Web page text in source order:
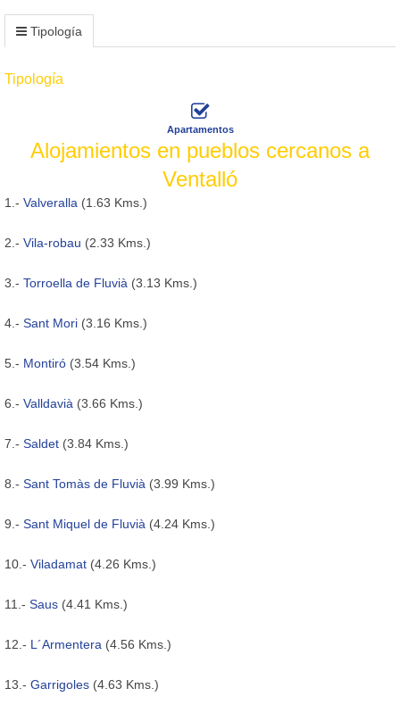
Tipología
Tipología
Apartamentos
Alojamientos en pueblos cercanos a
Ventalló
1.- Valveralla (1.63 Kms.)
2.- Vila-robau (2.33 Kms.)
3.- Torroella de Fluvià (3.13 Kms.)
4.- Sant Mori (3.16 Kms.)
5.- Montiró (3.54 Kms.)
6.- Valldavià (3.66 Kms.)
7.- Saldet (3.84 Kms.)
8.- Sant Tomàs de Fluvià (3.99 Kms.)
9.- Sant Miquel de Fluvià (4.24 Kms.)
10.- Viladamat (4.26 Kms.)
11.- Saus (4.41 Kms.)
12.- L´Armentera (4.56 Kms.)
13.- Garrigoles (4.63 Kms.)